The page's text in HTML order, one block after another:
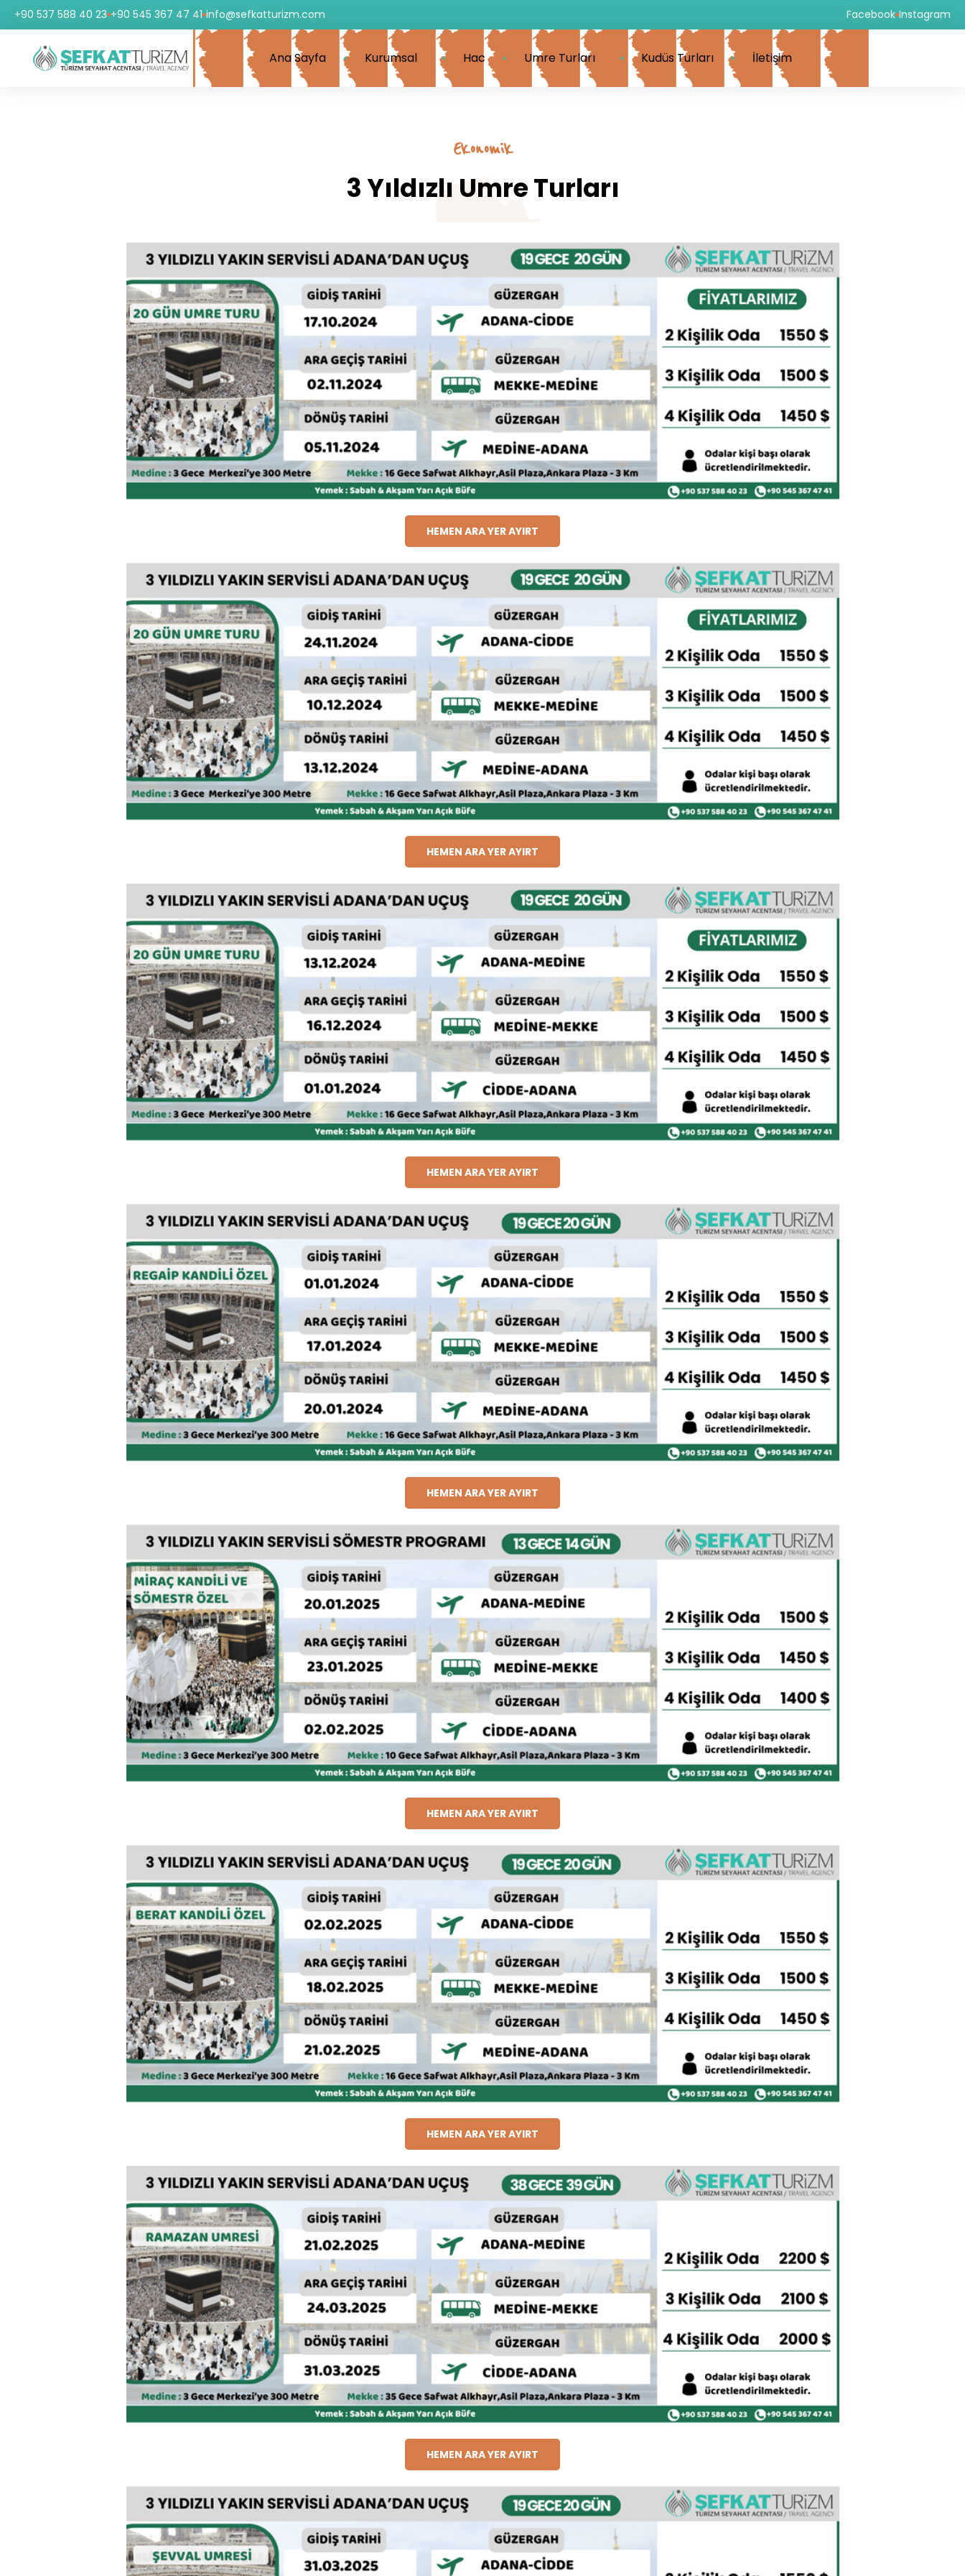
+90 537 588 40 23 +90 545 367 47 41 info@sefkatturizm.com Facebook Instagram
Ana Sayfa Kurumsal Hac Umre Turları Kudüs Turları İletişim
Ekonomik
3 Yıldızlı Umre Turları
HEMEN ARA YER AYIRT
HEMEN ARA YER AYIRT
HEMEN ARA YER AYIRT
HEMEN ARA YER AYIRT
HEMEN ARA YER AYIRT
HEMEN ARA YER AYIRT
HEMEN ARA YER AYIRT